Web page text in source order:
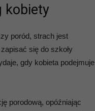
kobiety
poród, strach jest
się do szkoły
gdy kobieta podejmuje
porodową, opóźniając